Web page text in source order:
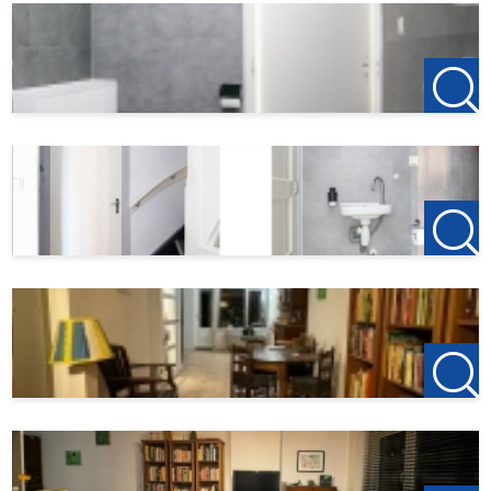
Bijzonderheden:
- Short-stay maximaal 3 maanden
- huisdieren niet toegestaan
- roken niet toegestaan;
Beschikbaar vanaf 7-4-2025.
Huurprijs: € 1.800,- per maand. Inclusief gas, water en
elektraternet.
Inkomenseis van toepassing